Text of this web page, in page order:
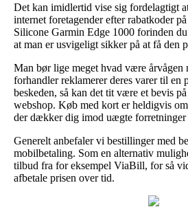
Det kan imidlertid vise sig fordelagtigt
internet foretagender efter rabatkoder
Silicone Garmin Edge 1000 forinden
at man er usvigeligt sikker på at få den
Man bør lige meget hvad være årvågen
forhandler reklamerer deres varer til en
beskeden, så kan det tit være et bevis
webshop. Køb med kort er heldigvis
der dækker dig imod uægte forretninger
Generelt anbefaler vi bestillinger med
mobilbetaling. Som en alternativ
tilbud fra for eksempel ViaBill, for så
afbetale prisen over tid.